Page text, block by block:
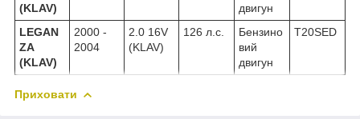
(KLAV)
двигун
LEGAN
ZA
(KLAV)
2000 -
2004
2.0 16V
(KLAV)
126 л.с.
Бензино
вий
двигун
T20SED
Приховати